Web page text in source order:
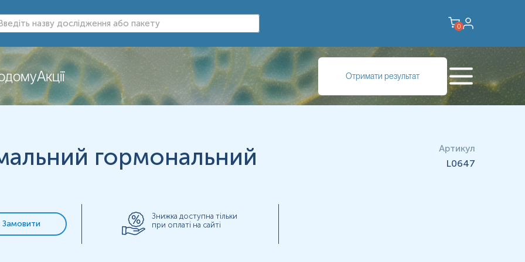
0
Акції Отримати результат
можуть змінюватися у відповідності до зміни тест-систем.
гормональний
Артикул
L0647
Замовити
Знижка доступна тільки
при оплаті на сайті